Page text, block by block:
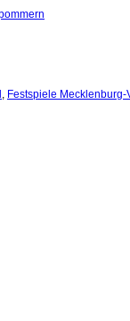
, Festspiele Mecklenburg-